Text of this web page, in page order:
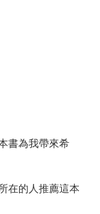
書為我帶來希
在的人推薦這本